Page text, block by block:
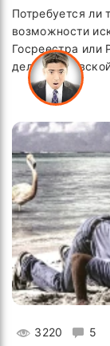
Потребуется
возможности
Госреестра или
делу
3220 5